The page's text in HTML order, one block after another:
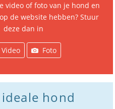
video of foto van je hond en
de website hebben? Stuur
deze dan in
Video Foto
hond